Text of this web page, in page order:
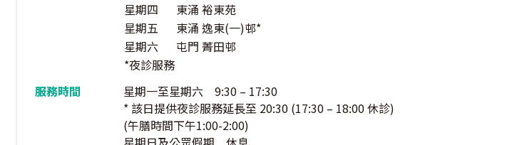
星期四
東涌 裕東苑
星期五
東涌 逸東(一)邨*
星期六
屯門 菁田邨
*夜診服務
服務時間
星期一至星期六 9:30 – 17:30
* 該日提供夜診服務延長至 20:30 (17:30 – 18:00 休診)
(午膳時間下午1:00-2:00)